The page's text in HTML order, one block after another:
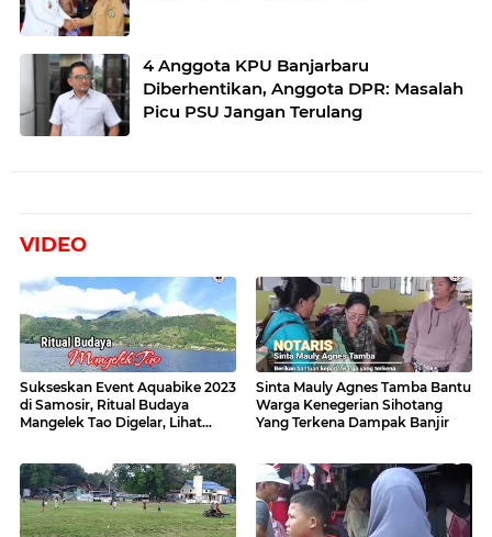
4 Anggota KPU Banjarbaru
Diberhentikan, Anggota DPR: Masalah
Picu PSU Jangan Terulang
VIDEO
Sukseskan Event Aquabike 2023
di Samosir, Ritual Budaya
Mangelek Tao Digelar, Lihat
Sinta Mauly Agnes Tamba Bantu
Warga Kenegerian Sihotang
Yang Terkena Dampak Banjir